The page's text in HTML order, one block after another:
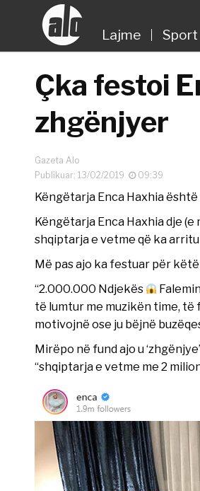
Lajme Sport
Çka festoi
zhgënjyer
Gazeta Alo
Publikuar: 13/02/2019
09:39
Këngëtarja Enca Haxhia
Këngëtarja Enca Haxhia dje
shqiptarja e vetme që ka
Më pas ajo ka festuar për
“2.000.000 Ndjekës
të lumtur me muzikën time, të
motivojnë ose ju bëjnë
Mirëpo në fund ajo u
“shqiptarja e vetme me 2